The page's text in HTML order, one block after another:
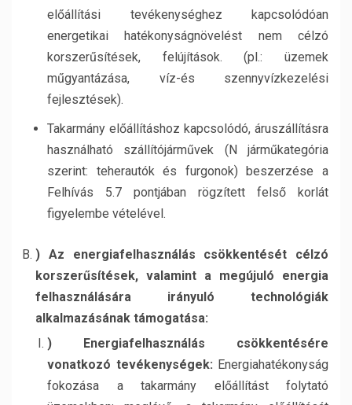
előállítási tevékenységhez kapcsolódóan
energetikai hatékonyságnövelést nem célzó
korszerűsítések, felújítások. (pl.: üzemek
műgyantázása, víz-és szennyvízkezelési
fejlesztések).
Takarmány előállításhoz kapcsolódó, áruszállításra
használható szállítójárművek (N járműkategória
szerint: teherautók és furgonok) beszerzése a
Felhívás 5.7 pontjában rögzített felső korlát
figyelembe vételével.
) Az energiafelhasználás csökkentését célzó
korszerűsítések, valamint a megújuló energia
felhasználására irányuló technológiák
alkalmazásának támogatása:
) Energiafelhasználás csökkentésére
vonatkozó tevékenységek: Energiahatékonyság
fokozása a takarmány előállítást folytató